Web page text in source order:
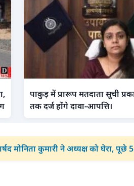
पाकुड़ में प्रारूप मतदाता सूची
तक दर्ज होंगे दावा-आपत्ति।
मोनिता कुमारी ने अध्यक्ष को घेरा,